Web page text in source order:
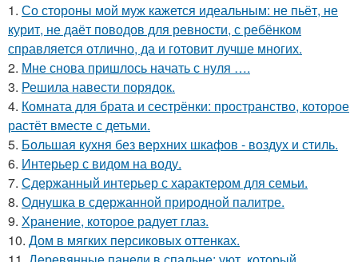
1. Со стороны мой муж кажется идеальным: не пьёт, не
курит, не даёт поводов для ревности, с ребёнком
справляется отлично, да и готовит лучше многих.
2. Мне снова пришлось начать с нуля ….
3. Решила навести порядок.
4. Комната для брата и сестрёнки: пространство, которое
растёт вместе с детьми.
5. Большая кухня без верхних шкафов - воздух и стиль.
6. Интерьер с видом на воду.
7. Сдержанный интерьер с характером для семьи.
8. Однушка в сдержанной природной палитре.
9. Хранение, которое радует глаз.
10. Дом в мягких персиковых оттенках.